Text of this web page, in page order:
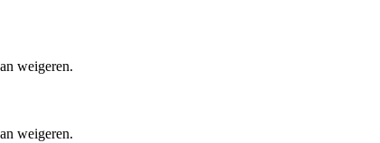
weigeren.
weigeren.